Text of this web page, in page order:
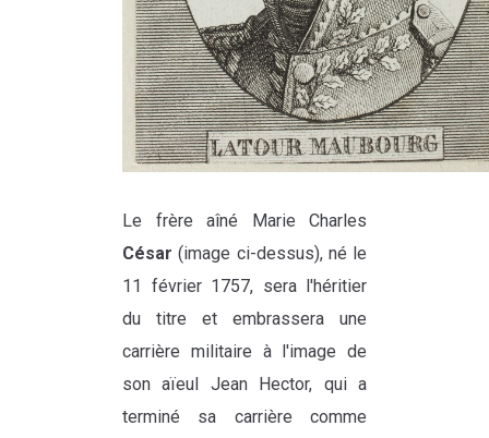
Le frère aîné Marie Charles
César (image ci-dessus), né le
11 février 1757, sera l'héritier
du titre et embrassera une
carrière militaire à l'image de
son aïeul Jean Hector, qui a
terminé sa carrière comme